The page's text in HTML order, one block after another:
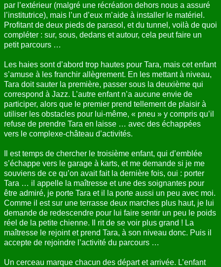
par l’extérieur (malgré une récréation dehors nous a assuré
l’institutrice), mais l’un d’eux m’aide à installer le matériel.
Profitant de deux pieds de parasol, et du tunnel, voilà de quoi
compléter : sur, sous, dedans et autour, cela peut faire un
petit parcours …
Les haies sont d’abord trop hautes pour Tara, mais cet enfant
s’amuse à les franchir allègrement. En les mettant à niveau,
Tara doit sauter la première, passer sous la deuxième qui
correspond à Jazz. L’autre enfant n’a aucune envie de
participer, alors que le premier prend tellement de plaisir à
utiliser les obstacles pour lui-même, « pneu » y compris qu’il
refuse de prendre Tara en laisse … avec des échappées
vers le complexe-château d’activités.
Il est temps de chercher le troisième enfant, qui d’emblée
s’échappe vers le garage à karts, et me demande si je me
souviens de ce qu’on avait fait la dernière fois, oui : porter
Tara … il appelle la maîtresse et une des soignantes pour
être admiré, je porte Tara et il la porte aussi un peu avec moi.
Comme il est sur une terrasse deux marches plus haut, je lui
demande de redescendre pour lui faire sentir un peu le poids
réel de la petite chienne. Il rit de se voir plus grand ! La
maîtresse le rejoint et prend Tara, à son niveau donc. Puis il
accepte de rejoindre l’activité du parcours …
Un cerceau marque chacun des départ et arrivée. L’enfant